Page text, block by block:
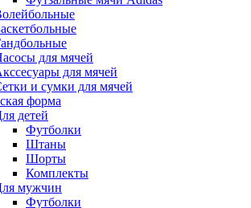
для мячей
для мячей
и сумки для мячей
форма
детей
Футболки
Штаны
Шорты
Комплекты
мужчин
Футболки